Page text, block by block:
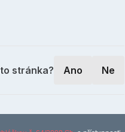
stránka? Ano Ne